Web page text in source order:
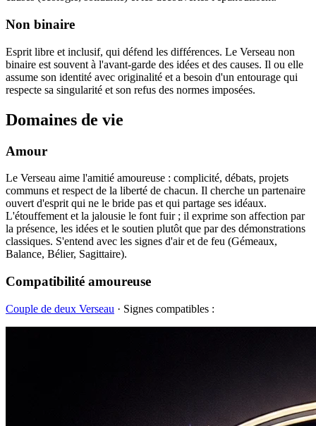
Non binaire
Esprit libre et inclusif, qui défend les différences. Le Verseau non
binaire est souvent à l'avant-garde des idées et des causes. Il ou elle
assume son identité avec originalité et a besoin d'un entourage qui
respecte sa singularité et son refus des normes imposées.
Domaines de vie
Amour
Le Verseau aime l'amitié amoureuse : complicité, débats, projets
communs et respect de la liberté de chacun. Il cherche un partenaire
ouvert d'esprit qui ne le bride pas et qui partage ses idéaux.
L'étouffement et la jalousie le font fuir ; il exprime son affection par
la présence, les idées et le soutien plutôt que par des démonstrations
classiques. S'entend avec les signes d'air et de feu (Gémeaux,
Balance, Bélier, Sagittaire).
Compatibilité amoureuse
Couple de deux Verseau · Signes compatibles :